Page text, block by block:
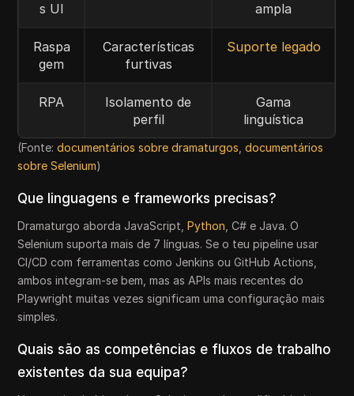
s UI
ampla
Raspa
gem
Características
furtivas
Suporte legado
RPA
Isolamento de
perfil
Gama
linguística
(Fonte:documentários sobre dramaturgos ,documentários
sobre Selenium)
Que linguagens e frameworks precisas?
Dramaturgo aborda JavaScript,Python , C# e Java. O
Selenium suporta mais de 7 línguas. Se o teu pipeline usar
CI/CD com ferramentas como Jenkins ou GitHub Actions,
ambos integram-se bem, mas as APIs mais recentes do
Playwright muitas vezes significam uma configuração mais
simples.
Quais são as competências e fluxos de trabalho
existentes da sua equipa?